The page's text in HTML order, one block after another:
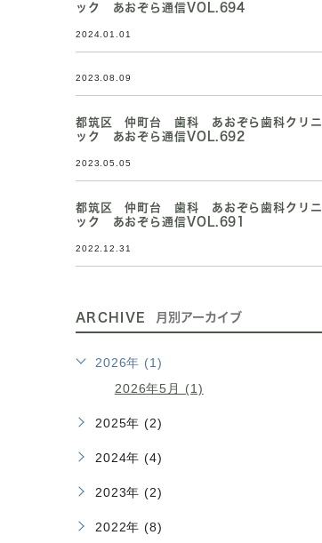
ック あおぞら通信VOL.694
2024.01.01
2023.08.09
都筑区 仲町台 歯科 あおぞら歯科クリニ
ック あおぞら通信VOL.692
2023.05.05
都筑区 仲町台 歯科 あおぞら歯科クリニ
ック あおぞら通信VOL.691
2022.12.31
ARCHIVE 月別アーカイブ
2026年 (1)
2026年5月 (1)
2025年 (2)
2024年 (4)
2023年 (2)
2022年 (8)